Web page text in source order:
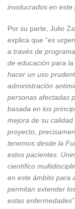
involucrados en
Por su parte, Julio
explica que “es
a través de
de educación para
hacer un uso
administración
personas afectadas
basada en los
mejora de su
proyecto,
tenemos desde la
estos pacientes.
científico
en este ámbito para
permitan extender
estas enfermedades”.